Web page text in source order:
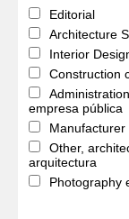
Editorial
Architecture
Interior
Construction
empresa pública
Other,
arquitectura
Photography